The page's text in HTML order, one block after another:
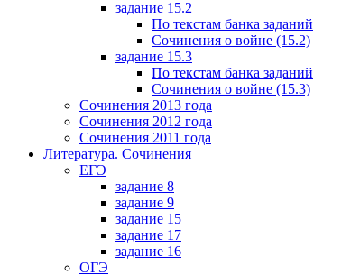
задание 15.2
По текстам банка заданий
Сочинения о войне (15.2)
задание 15.3
По текстам банка заданий
Сочинения о войне (15.3)
Сочинения 2013 года
Сочинения 2012 года
Сочинения 2011 года
Литература. Сочинения
ЕГЭ
задание 8
задание 9
задание 15
задание 17
задание 16
ОГЭ